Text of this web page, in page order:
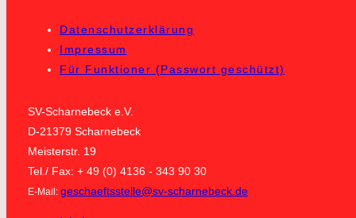
Datenschutzerklärung
Impressum
Für Funktioner (Passwort geschützt)
SV-Scharnebeck e.V.
D-21379 Scharnebeck
Meisterstr. 19
Tel./ Fax: + 49 (0) 4136 - 343 90 30
E-Mail: geschaeftsstelle@sv-scharnebeck.de